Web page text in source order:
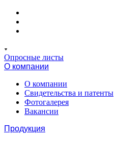
Опросные листы
О компании
О компании
Свидетельства и патенты
Фотогалерея
Вакансии
Продукция